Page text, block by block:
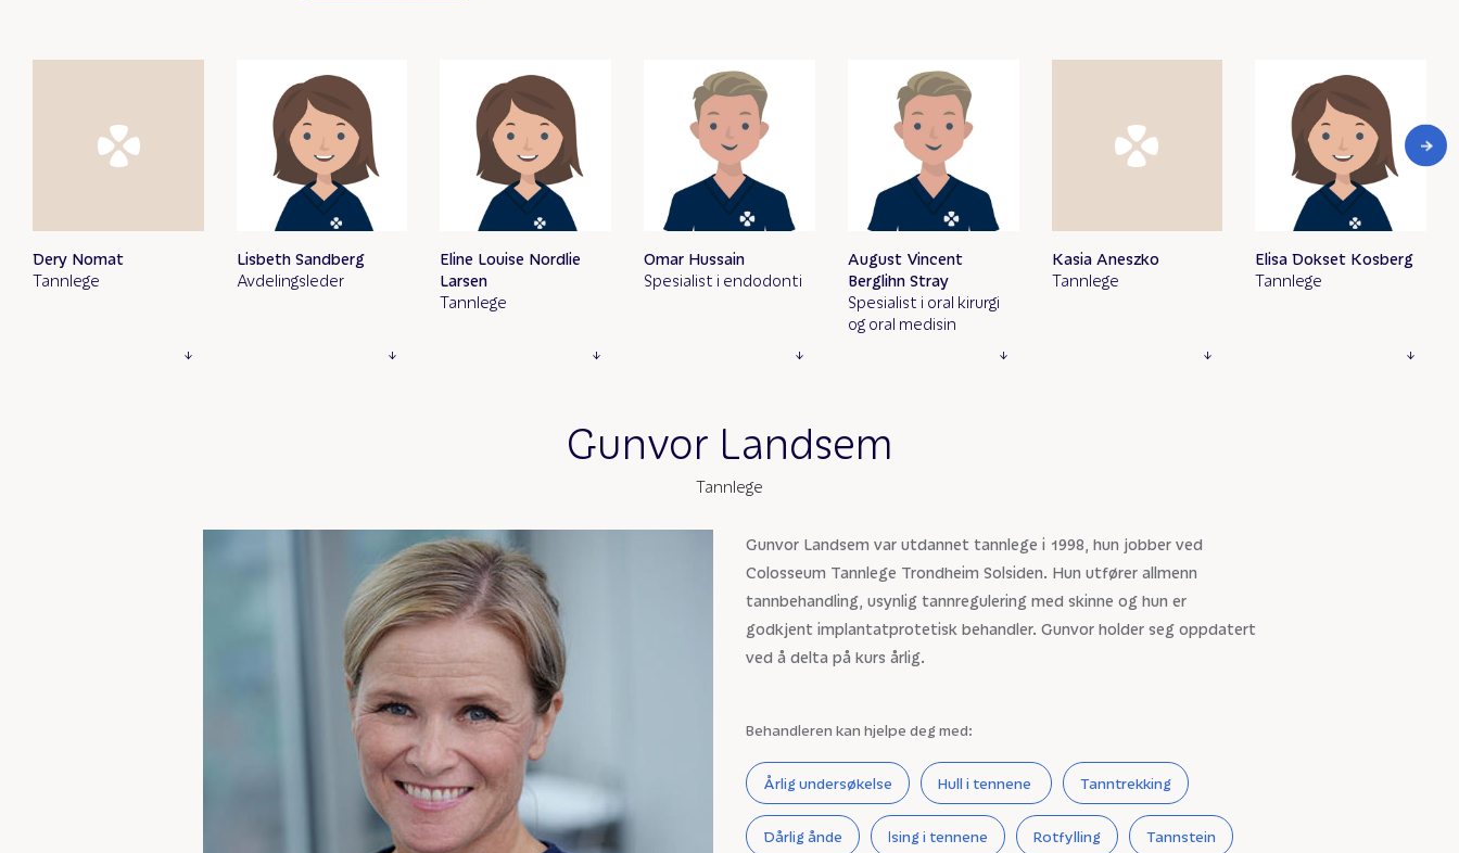
Dery Nomat
Tannlege
Lisbeth Sandberg
Avdelingsleder
Eline Louise Nordlie
Larsen
Tannlege
Omar Hussain
Spesialist i endodonti
August Vincent
Berglihn Stray
Spesialist i oral kirurgi
og oral medisin
Kasia Aneszko
Tannlege
Elisa Dokset Kosberg
Tannlege
Gunvor Landsem
Tannlege
Gunvor Landsem var utdannet tannlege i 1998, hun jobber ved
Colosseum Tannlege Trondheim Solsiden. Hun utfører allmenn
tannbehandling, usynlig tannregulering med skinne og hun er
godkjent implantatprotetisk behandler. Gunvor holder seg oppdatert
ved å delta på kurs årlig.
Behandleren kan hjelpe deg med:
Årlig undersøkelse Hull i tennene Tanntrekking
Dårlig ånde Ising i tennene Rotfylling Tannstein